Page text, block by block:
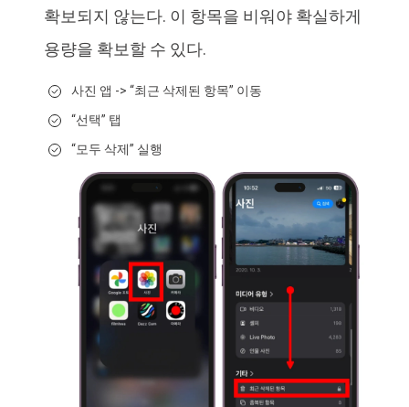
확보되지 않는다. 이 항목을 비워야 확실하게
용량을 확보할 수 있다.
사진 앱 -> “최근 삭제된 항목” 이동
“선택” 탭
“모두 삭제” 실행